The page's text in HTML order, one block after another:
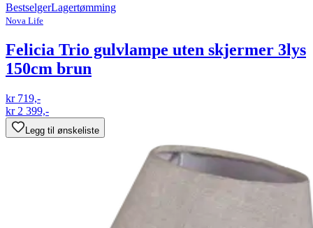
BestselgerLagertømming
Nova Life
Felicia Trio gulvlampe uten skjermer 3lys
150cm brun
kr 719,-
kr 2 399,-
Legg til ønskeliste